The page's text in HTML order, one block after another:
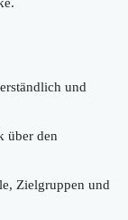
und
über den
Zielgruppen und